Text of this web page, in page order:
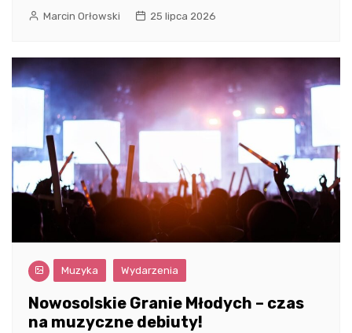
Marcin Orłowski 25 lipca 2026
Muzyka Wydarzenia
Nowosolskie Granie Młodych – czas
na muzyczne debiuty!